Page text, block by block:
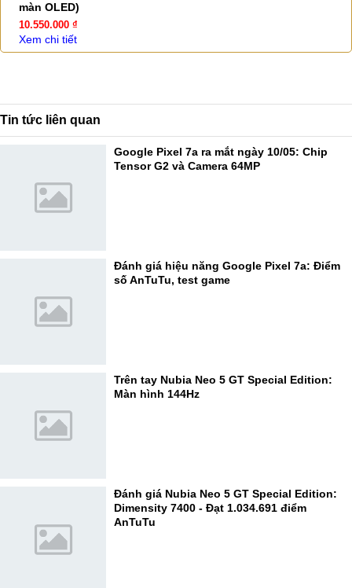
màn OLED)
10.550.000 ₫
Xem chi tiết
Tin tức liên quan
Google Pixel 7a ra mắt ngày 10/05: Chip
Tensor G2 và Camera 64MP
Đánh giá hiệu năng Google Pixel 7a: Điểm
số AnTuTu, test game
Trên tay Nubia Neo 5 GT Special Edition:
Màn hình 144Hz
Đánh giá Nubia Neo 5 GT Special Edition:
Dimensity 7400 - Đạt 1.034.691 điểm
AnTuTu